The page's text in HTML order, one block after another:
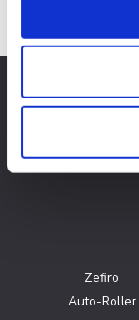
Cookie
Zefiro
Auto-Roller